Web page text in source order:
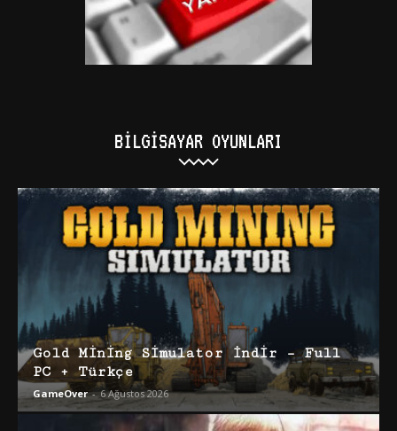
BILGISAYAR OYUNLARI
Gold Mining Simulator İndir – Full
PC + Türkçe
GameOver - 6 Ağustos 2026